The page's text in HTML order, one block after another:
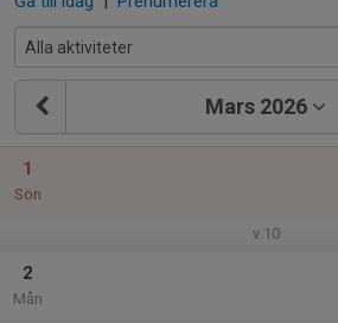
Mars 2026
1
Sön
v.10
2
Mån